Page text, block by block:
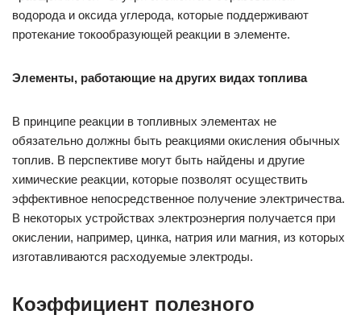
водорода и оксида углерода, которые поддерживают
протекание токообразующей реакции в элементе.
Элементы, работающие на других видах топлива
В принципе реакции в топливных элементах не
обязательно должны быть реакциями окисления обычных
топлив. В перспективе могут быть найдены и другие
химические реакции, которые позволят осуществить
эффективное непосредственное получение электричества.
В некоторых устройствах электроэнергия получается при
окислении, например, цинка, натрия или магния, из которых
изготавливаются расходуемые электроды.
Коэффициент полезного